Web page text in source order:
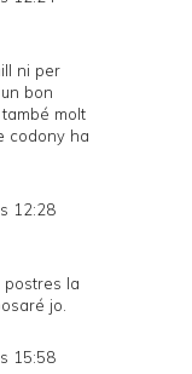
ni per
bon
molt
codony ha
12:28
postres la
jo.
15:58